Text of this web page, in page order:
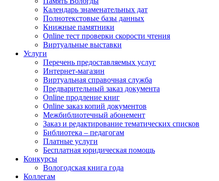
Календарь знаменательных дат
Полнотекстовые базы данных
Книжные памятники
Online тест проверки скорости чтения
Виртуальные выставки
Услуги
Перечень предоставляемых услуг
Интернет-магазин
Виртуальная справочная служба
Предварительный заказ документа
Online продление книг
Online заказ копий документов
Межбиблиотечный абонемент
Заказ и редактирование тематических списков
Библиотека – педагогам
Платные услуги
Бесплатная юридическая помощь
Конкурсы
Вологодская книга года
Коллегам